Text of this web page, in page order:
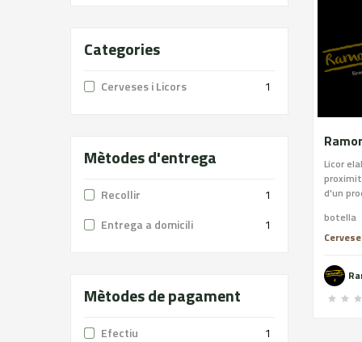
Licor
d'un
de la
gust
de
gelats
botella
Categories
Cerveses i Licors 1
Mètodes d'entrega
Recollir
1
Entrega a domicili
1
Mètodes de pagament
Efectiu 1